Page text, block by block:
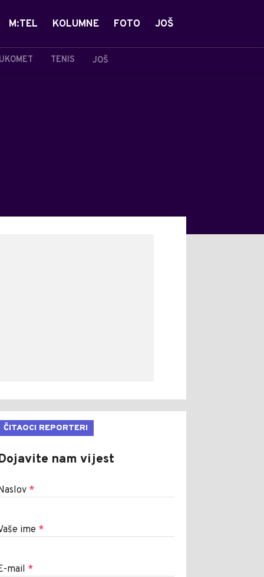
TENIS JOŠ
M:TEL KOLUMNE FOTO JOŠ
ČITAOCI REPORTERI
nam vijest
*
ime *
mail *